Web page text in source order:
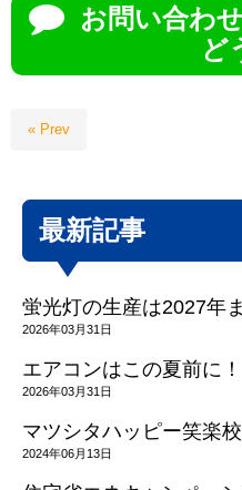
お問い合わ
ど
« Prev
最新記事
蛍光灯の生産は2027年
2026年03月31日
エアコンはこの夏前に！
2026年03月31日
マツシタハッピー笑楽
2024年06月13日